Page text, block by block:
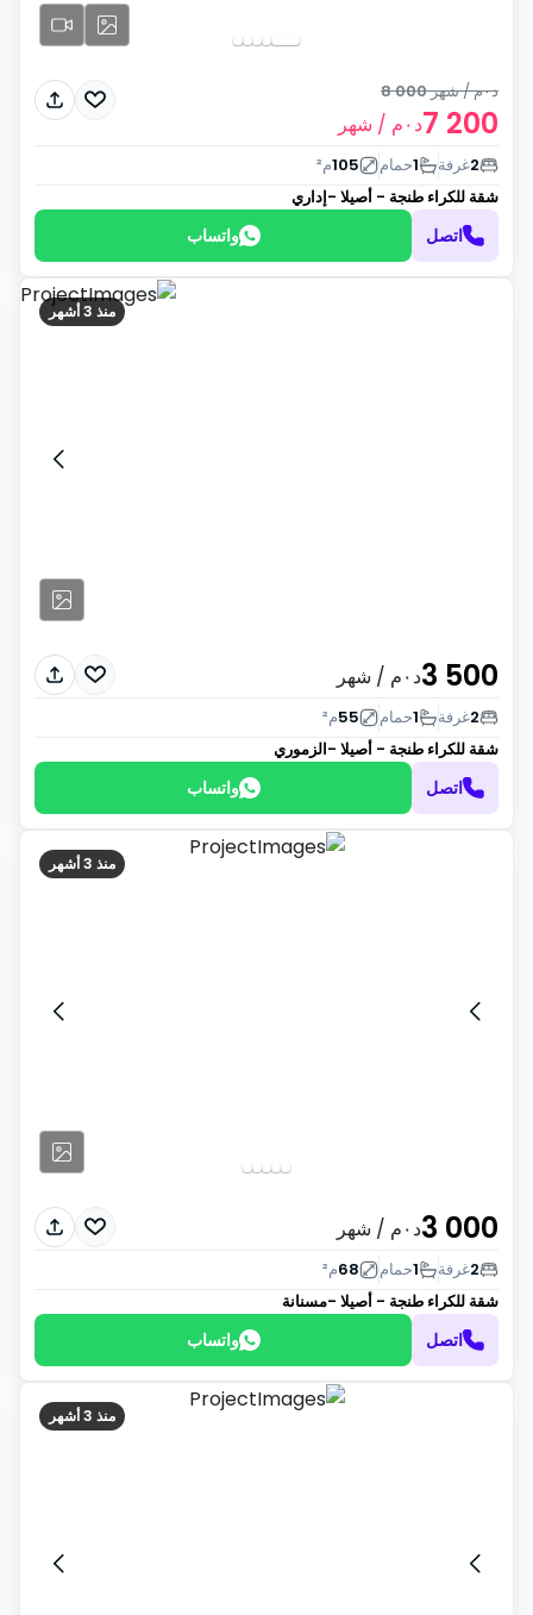
7 200د٠م / شهر
8 000 د٠م / شهر
2غرفة 1حمام 105م²
شقة للكراء طنجة - أصيلا -إداري
اتصل واتساب
منذ 3 أشهر
3 500د٠م / شهر
2غرفة 1حمام 55م²
شقة للكراء طنجة - أصيلا -الزموري
اتصل واتساب
منذ 3 أشهر
3 000د٠م / شهر
2غرفة 1حمام 68م²
شقة للكراء طنجة - أصيلا -مسنانة
اتصل واتساب
منذ 3 أشهر